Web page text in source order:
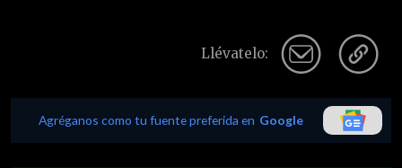
Llévatelo:
Agréganos como tu fuente preferida en Google